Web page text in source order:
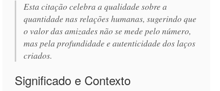
Esta citação celebra a qualidade sobre a
quantidade nas relações humanas, sugerindo que
o valor das amizades não se mede pelo número,
mas pela profundidade e autenticidade dos laços
criados.
Significado e Contexto